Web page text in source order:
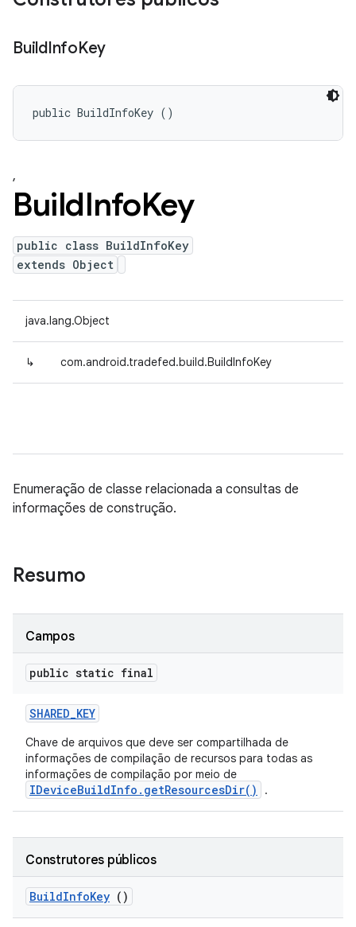
BuildInfoKey
public BuildInfoKey ()
,
BuildInfoKey
public class BuildInfoKey
extends Object
java.lang.Object
↳ com.android.tradefed.build.BuildInfoKey
Enumeração de classe relacionada a consultas de
informações de construção.
Resumo
Campos
public static final
SHARED_KEY
Chave de arquivos que deve ser compartilhada de
informações de compilação de recursos para todas as
informações de compilação por meio de
IDeviceBuildInfo.getResourcesDir() .
Construtores públicos
BuildInfoKey ()